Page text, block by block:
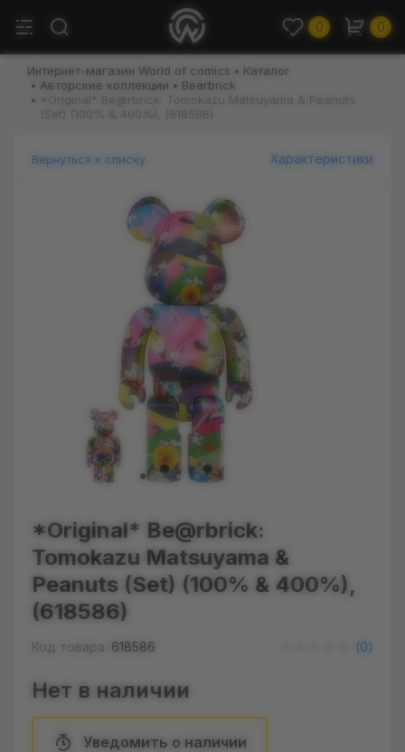
0 0
Интернет-магазин World of comics
Каталог
Авторские коллекции
Bearbrick
*Original* Be@rbrick: Tomokazu Matsuyama & Peanuts
(Set) (100% & 400%), (618586)
Вернуться к списку Характеристики
*Original* Be@rbrick:
Tomokazu Matsuyama &
Peanuts (Set) (100% & 400%),
(618586)
Код товара: 618586 (0)
Нет в наличии
Уведомить о наличии